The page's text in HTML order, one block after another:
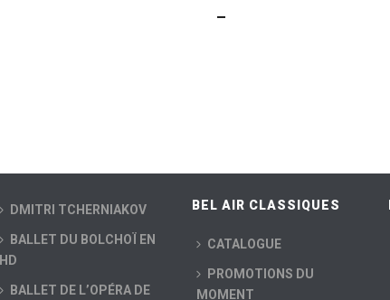
–
DMITRI TCHERNIAKOV
BALLET DU BOLCHOÏ EN
HD
BALLET DE L’OPÉRA DE
BEL AIR CLASSIQUES
CATALOGUE
PROMOTIONS DU
MOMENT